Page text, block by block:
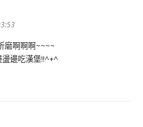
磨啊啊啊~~~~
盪邊吃漢堡!!^+^